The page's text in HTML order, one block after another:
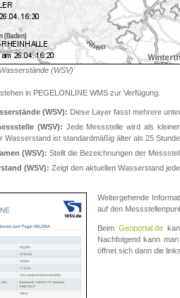
(WSV)'
in PEGELONLINE WMS zur Verfügung.
(WSV): Diese Layer fasst mehrere
(WSV): Jede Messstelle wird als
Wasserstand ist standardmäßig älter als 25
(WSV): Stellt die Bezeichnungen der
(WSV): Zeigt den aktuellen Wasserstand
Weitergehende
auf den
Beim Geoportal.de
Nachfolgend kann
öffnet sich dann die